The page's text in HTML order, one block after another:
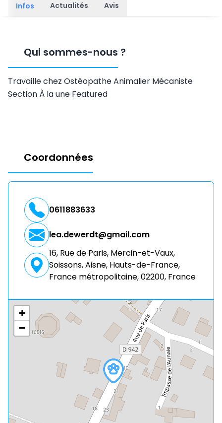
Infos Actualités Avis
Qui sommes-nous ?
Travaille chez Ostéopathe Animalier Mécaniste
Section À la une Featured
Coordonnées
0611883633
lea.dewerdt@gmail.com
16, Rue de Paris, Mercin-et-Vaux,
Soissons, Aisne, Hauts-de-France,
France métropolitaine, 02200, France
+
−